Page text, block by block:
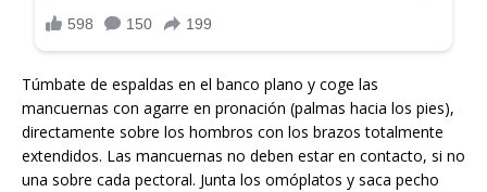
Túmbate de espaldas en el banco plano y coge las
mancuernas con agarre en pronación (palmas hacia los pies),
directamente sobre los hombros con los brazos totalmente
extendidos. Las mancuernas no deben estar en contacto, si no
una sobre cada pectoral. Junta los omóplatos y saca pecho